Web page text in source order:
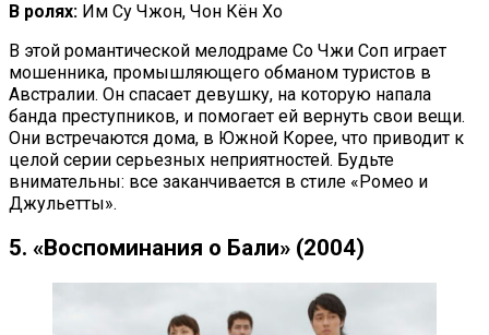
В ролях: Им Су Чжон, Чон Кён Хо
В этой романтической мелодраме Со Чжи Соп играет
мошенника, промышляющего обманом туристов в
Австралии. Он спасает девушку, на которую напала
банда преступников, и помогает ей вернуть свои вещи.
Они встречаются дома, в Южной Корее, что приводит к
целой серии серьезных неприятностей. Будьте
внимательны: все заканчивается в стиле «Ромео и
Джульетты».
5. «Воспоминания о Бали» (2004)